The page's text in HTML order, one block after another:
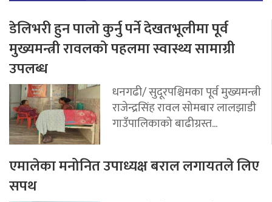
डेलिभरी हुन पालो कुर्नु पर्ने देखतभूलीमा पूर्व
मुख्यमन्त्री रावलको पहलमा स्वास्थ्य सामाग्री
उपलब्ध
धनगढी/ सुदूरपश्चिमका पूर्व मुख्यमन्त्री
राजेन्द्रसिंह रावल सोमबार लालझाडी
गाउँपालिकाको बाढीग्रस्त...
एमालेका मनोनित उपाध्यक्ष बराल लगायतले लिए
सपथ